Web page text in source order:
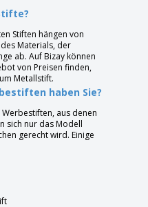
Stiften hängen von
Materials, der
ab. Auf Bizay können
von Preisen finden,
Metallstift.
haben Sie?
aus denen
sich nur das Modell
gerecht wird. Einige